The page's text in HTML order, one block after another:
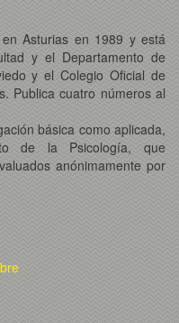
Asturias en 1989 y está
y el Departamento de
y el Colegio Oficial de
Publica cuatro números al
básica como aplicada,
de la Psicología, que
anónimamente por